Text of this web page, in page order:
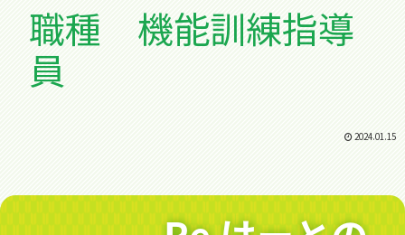
職種 機能訓練指導
員
2024.01.15